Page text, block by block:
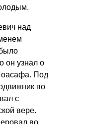
над
он узнал о
Под
во
с
вере.
во